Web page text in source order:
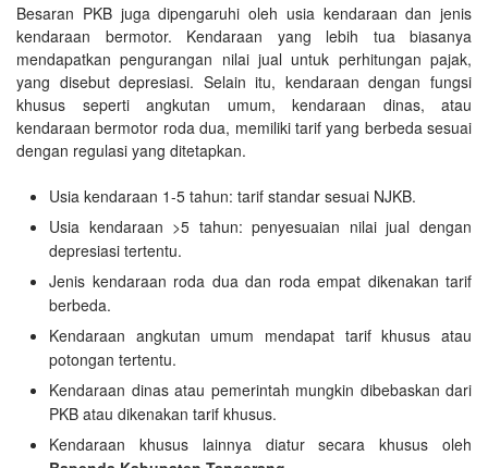
Besaran PKB juga dipengaruhi oleh usia kendaraan dan jenis
kendaraan bermotor. Kendaraan yang lebih tua biasanya
mendapatkan pengurangan nilai jual untuk perhitungan pajak,
yang disebut depresiasi. Selain itu, kendaraan dengan fungsi
khusus seperti angkutan umum, kendaraan dinas, atau
kendaraan bermotor roda dua, memiliki tarif yang berbeda sesuai
dengan regulasi yang ditetapkan.
Usia kendaraan 1-5 tahun: tarif standar sesuai NJKB.
Usia kendaraan >5 tahun: penyesuaian nilai jual dengan
depresiasi tertentu.
Jenis kendaraan roda dua dan roda empat dikenakan tarif
berbeda.
Kendaraan angkutan umum mendapat tarif khusus atau
potongan tertentu.
Kendaraan dinas atau pemerintah mungkin dibebaskan dari
PKB atau dikenakan tarif khusus.
Kendaraan khusus lainnya diatur secara khusus oleh